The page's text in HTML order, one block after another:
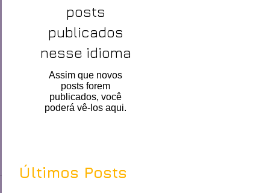
posts
publicados
nesse idioma
Assim que novos
posts forem
publicados, você
poderá vê-los aqui.
Últimos Posts